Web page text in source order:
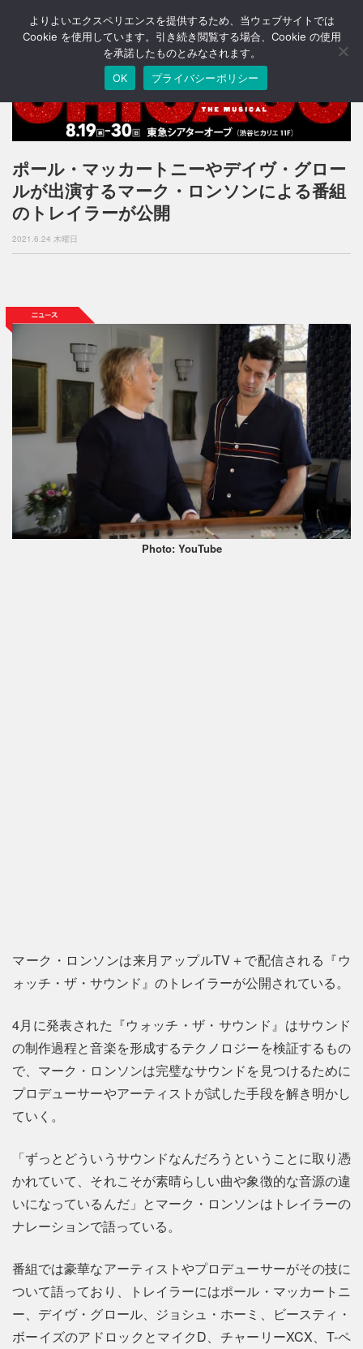
T
o
n
v
a
n
ポール・マッカートニーやデイヴ・グロー
ルが出演するマーク・ロンソンによる番組
のトレイラーが公開
2021.6.24 木曜日
Photo: YouTube
マーク・ロンソンは来月アップルTV＋で配信される『ウ
ォッチ・ザ・サウンド』のトレイラーが公開されている。
4月に発表された『ウォッチ・ザ・サウンド』はサウンド
の制作過程と音楽を形成するテクノロジーを検証するもの
で、マーク・ロンソンは完璧なサウンドを見つけるために
プロデューサーやアーティストが試した手段を解き明かし
ていく。
「ずっとどういうサウンドなんだろうということに取り憑
かれていて、それこそが素晴らしい曲や象徴的な音源の違
いになっているんだ」とマーク・ロンソンはトレイラーの
ナレーションで語っている。
番組では豪華なアーティストやプロデューサーがその技に
ついて語っており、トレイラーにはポール・マッカートニ
ー、デイヴ・グロール、ジョシュ・ホーミ、ビースティ・
ボーイズのアドロックとマイクD、チャーリーXCX、T-ペ
よりよいエクスペリエンスを提供するため、当ウェブサイトでは
Cookie を使用しています。引き続き閲覧する場合、Cookie の使用
を承諾したものとみなされます。
OK
プライバシーポリシー